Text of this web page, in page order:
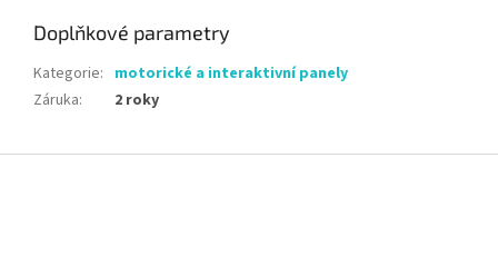
Doplňkové parametry
Kategorie: motorické a interaktivní panely
Záruka: 2 roky